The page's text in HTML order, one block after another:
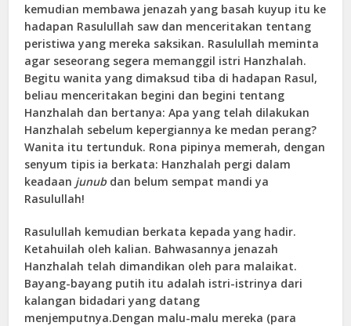
kemudian membawa jenazah yang basah kuyup itu ke
hadapan Rasulullah saw dan menceritakan tentang
peristiwa yang mereka saksikan. Rasulullah meminta
agar seseorang segera memanggil istri Hanzhalah.
Begitu wanita yang dimaksud tiba di hadapan Rasul,
beliau menceritakan begini dan begini tentang
Hanzhalah dan bertanya: Apa yang telah dilakukan
Hanzhalah sebelum kepergiannya ke medan perang?
Wanita itu tertunduk. Rona pipinya memerah, dengan
senyum tipis ia berkata: Hanzhalah pergi dalam
keadaan junubdan belum sempat mandi ya
Rasulullah!
Rasulullah kemudian berkata kepada yang hadir.
Ketahuilah oleh kalian. Bahwasannya jenazah
Hanzhalah telah dimandikan oleh para malaikat.
Bayang-bayang putih itu adalah istri-istrinya dari
kalangan bidadari yang datang
menjemputnya.Dengan malu-malu mereka (para